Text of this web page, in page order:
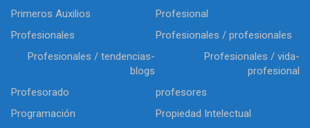
Primeros Auxilios
Profesional
Profesionales
Profesionales / profesionales
Profesionales / tendencias-
blogs
Profesionales / vida-
profesional
Profesorado
profesores
Programación
Propiedad Intelectual